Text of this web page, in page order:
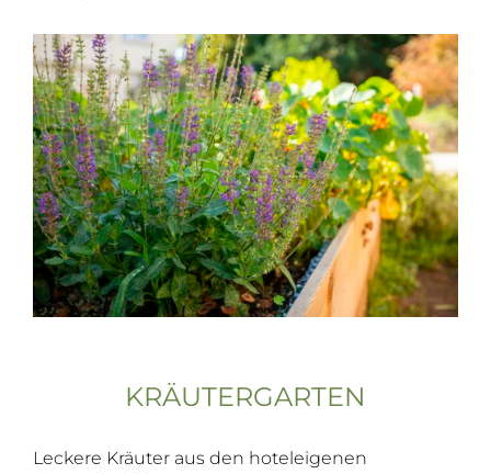
KRÄUTERGARTEN
Leckere Kräuter aus den hoteleigenen